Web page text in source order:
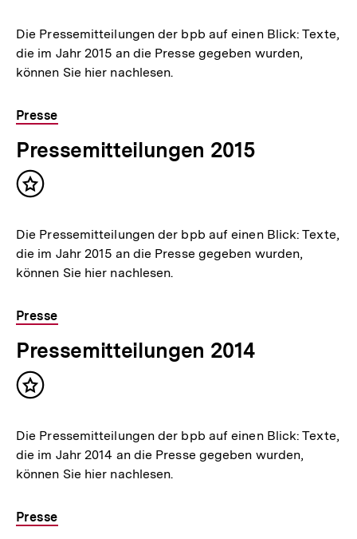
Die Pressemitteilungen der bpb auf einen Blick: Texte,
die im Jahr 2015 an die Presse gegeben wurden,
können Sie hier nachlesen.
Presse
Pressemitteilungen 2015
Inhalt
Die Pressemitteilungen der bpb auf einen Blick: Texte,
die im Jahr 2015 an die Presse gegeben wurden,
können Sie hier nachlesen.
Presse
Pressemitteilungen 2014
Inhalt
Die Pressemitteilungen der bpb auf einen Blick: Texte,
die im Jahr 2014 an die Presse gegeben wurden,
können Sie hier nachlesen.
Presse